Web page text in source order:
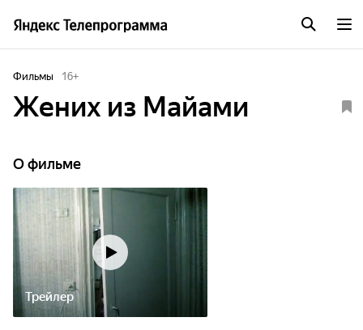
Фильмы 16+
Жених из Майами
О фильме
Трейлер